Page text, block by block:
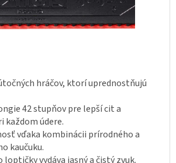
hráčov, ktorí uprednostňujú
42 stupňov pre lepší cit a
každom údere.
vďaka kombinácii prírodného a
kaučuku.
loptičky vydáva jasný a čistý zvuk.